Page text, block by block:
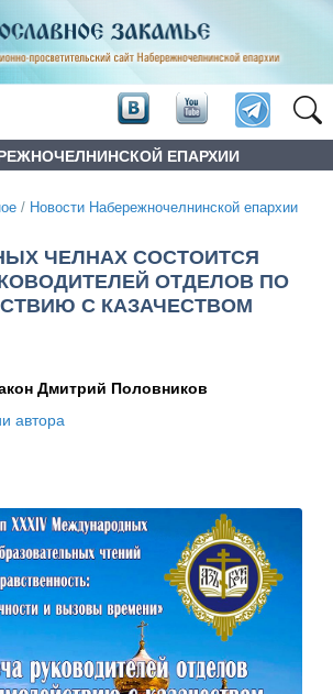
ЕПАРХИИ
/ Новости Набережночелнинской епархии
ЧЕЛНАХ СОСТОИТСЯ
ОТДЕЛОВ ПО
С КАЗАЧЕСТВОМ
Дмитрий Половников
автора